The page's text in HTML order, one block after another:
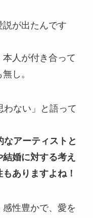
が出たんです
人が付き合って
し。
わない」と語って
なアーティストと
婚に対する考え
ありますよね！
性豊かで、愛を